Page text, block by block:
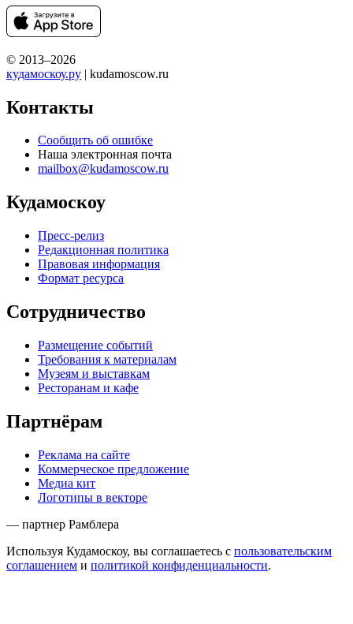
© 2013–2026
кудамоскоу.ру | kudamoscow.ru
Контакты
Сообщить об ошибке
Наша электронная почта
mailbox@kudamoscow.ru
Кудамоскоу
Пресс-релиз
Редакционная политика
Правовая информация
Формат ресурса
Сотрудничество
Размещение событий
Требования к материалам
Музеям и выставкам
Ресторанам и кафе
Партнёрам
Реклама на сайте
Коммерческое предложение
Медиа кит
Логотипы в векторе
— партнер Рамблера
Используя Кудамоскоу, вы соглашаетесь с пользовательским
соглашением и политикой конфиденциальности.